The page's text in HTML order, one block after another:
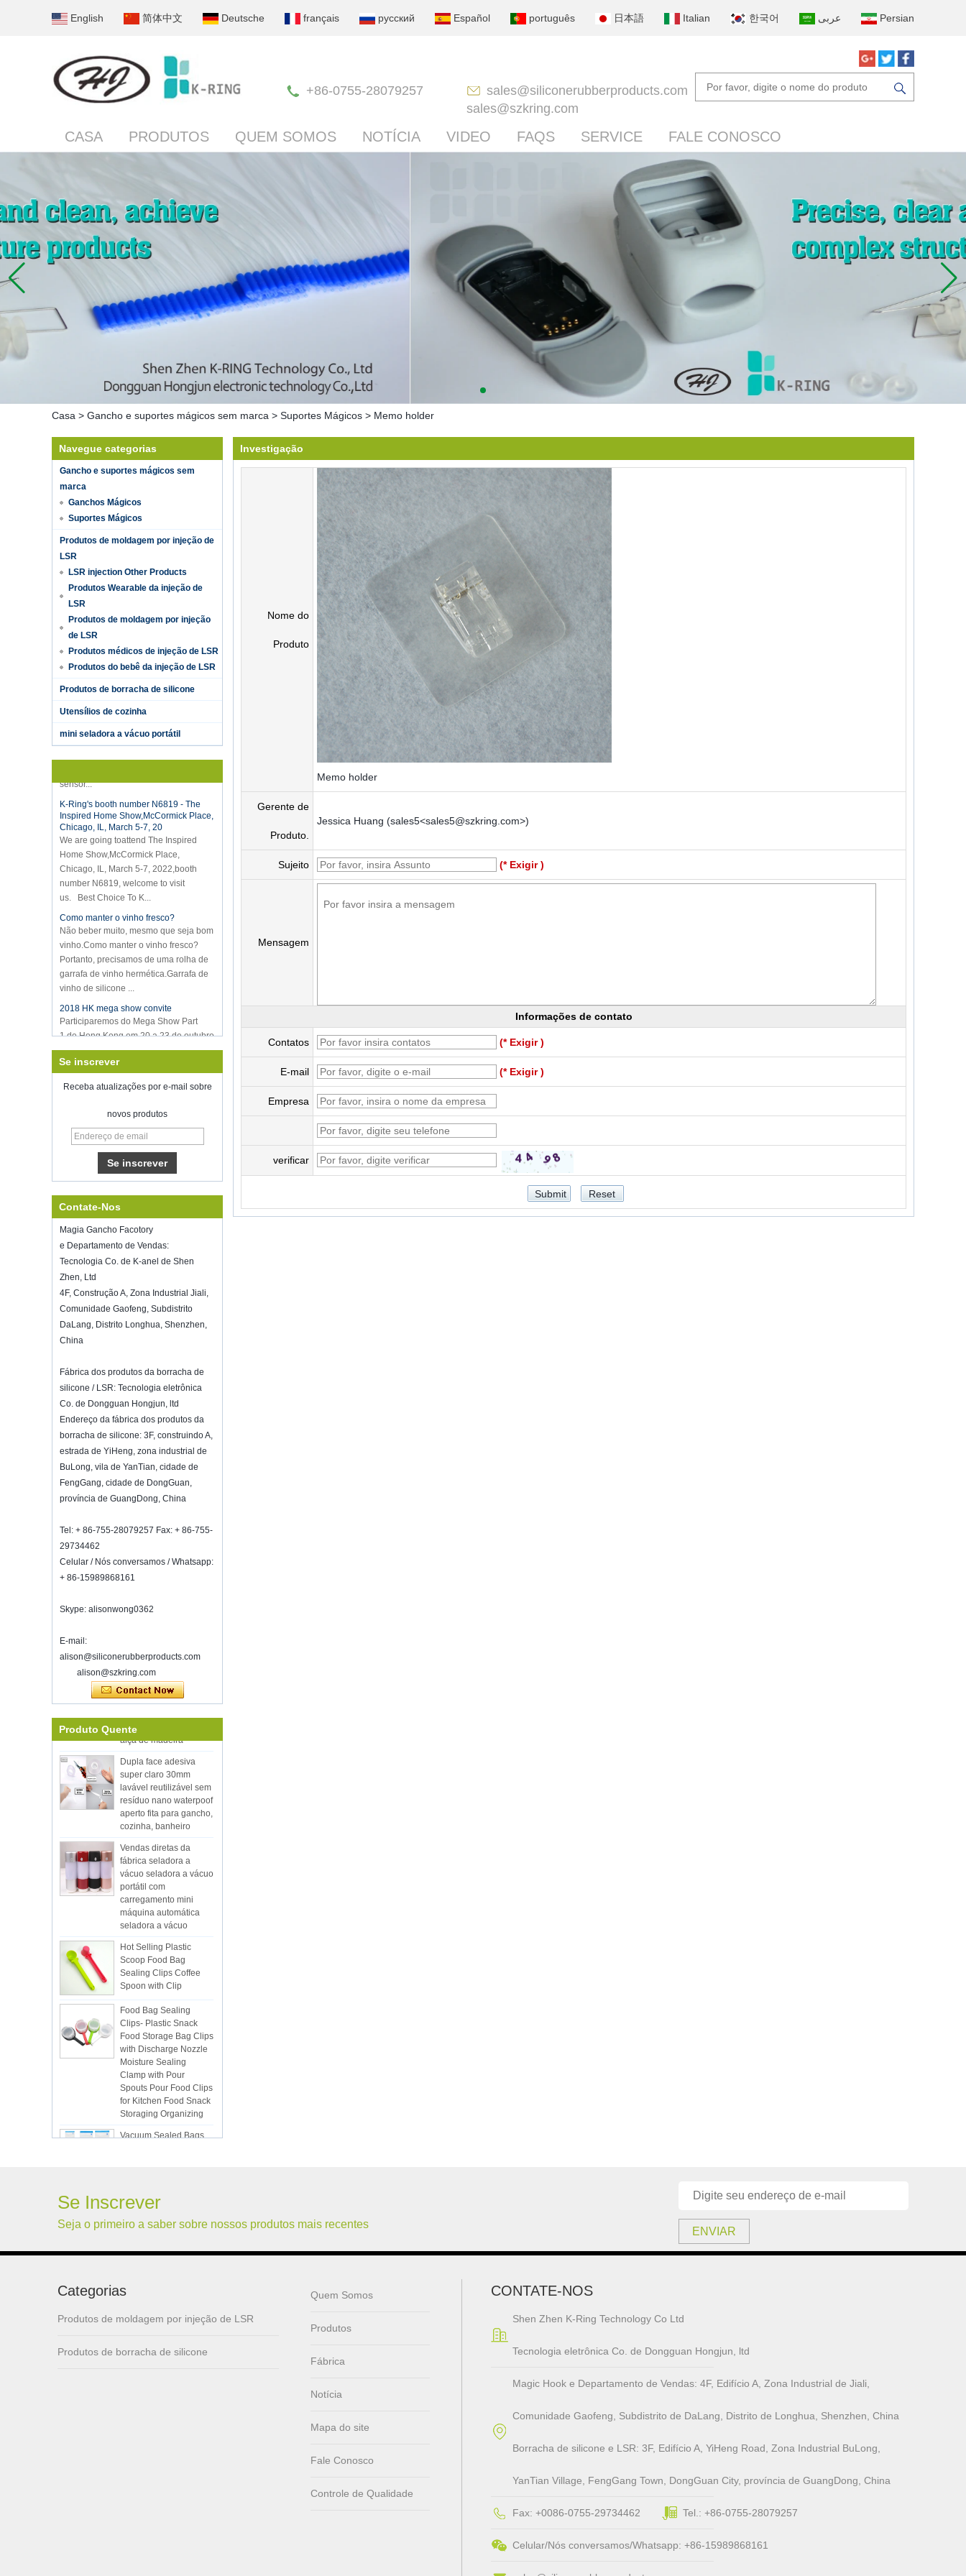
English 简体中文 Deutsche français русский Español português 日本語 Italian 한국어 عربى Persian
+86-0755-28079257
sales@siliconerubberproducts.com
sales@szkring.com
CASA PRODUTOS QUEM SOMOS NOTÍCIA VIDEO FAQS SERVICE FALE CONOSCO
Casa > Gancho e suportes mágicos sem marca > Suportes Mágicos > Memo holder
Navegue categorias
Gancho e suportes mágicos sem
marca
Ganchos Mágicos
Suportes Mágicos
Produtos de moldagem por injeção de
LSR
LSR injection Other Products
Produtos Wearable da injeção de
LSR
Produtos de moldagem por injeção
de LSR
Produtos médicos de injeção de LSR
Produtos do bebê da injeção de LSR
Produtos de borracha de silicone
Utensílios de cozinha
mini seladora a vácuo portátil
Hot selling products
Hot selling products :portable mini
vacuum sealer 1) For the vacuum
sealer, we have two versions, updated
K-Ring's booth number N6819 - The
Inspired Home Show,McCormick Place,
Chicago, IL, March 5-7, 20
We are going toattend The Inspired
Home Show,McCormick Place,
Chicago, IL, March 5-7, 2022,booth
number N6819, welcome to visit
us. Best Choice To K...
Como manter o vinho fresco?
Não beber muito, mesmo que seja bom
vinho.Como manter o vinho fresco?
Portanto, precisamos de uma rolha de
garrafa de vinho hermética.Garrafa de
vinho de silicone ...
2018 HK mega show convite
Participaremos do Mega Show Part
1 de Hong Kong em 20 a 23 de outubro
de 2018, o número é 3E-C33,
esperando por sua chegada!
home show inspirado, McCormick
Place Chicago IL USA.Booth N6819.
Boa sorte com o seu trabalho durante
todo o ano novo
Shenzhen Kring reabriu em
8 alimentado.2022. Para mais
informações de bussiness, entre em
contato com Wendy.E-mail:
Hot selling products :portable mini
vacuum sealer 1) For the vacuum
sealer, we have two versions, updated
version with theautomatically vacuum
sensor...
K-Ring's booth number N6819 - The
Chicago, IL, March 5-7, 20
Home Show,McCormick Place,
Chicago, IL, March 5-7, 2022,booth
number N6819, welcome to visit
us. Best Choice To K...
Como manter o vinho fresco?
Não beber muito, mesmo que seja bom
vinho.Como manter o vinho fresco?
Portanto, precisamos de uma rolha de
vinho de silicone ...
2018 HK mega show convite
Participaremos do Mega Show Part
1 de Hong Kong em 20 a 23 de outubro
esperando por sua chegada!
home show inspirado, McCormick
Selador de vácuo de armazenamento
de alimentos
Boa sorte com o seu trabalho durante
todo o ano novo
Shenzhen Kring reabriu em
8 alimentado.2022. Para mais
informações de bussiness, entre em
contato com Wendy.E-mail:
sales5@kring.com Tel / WhatsApp: +8
...
Se inscrever
Receba atualizações por e-mail sobre
novos produtos
Contate-Nos
Magia Gancho Facotory
e Departamento de Vendas:
Tecnologia Co. de K-anel de Shen
Zhen, Ltd
4F, Construção A, Zona Industrial Jiali,
Comunidade Gaofeng, Subdistrito
DaLang, Distrito Longhua, Shenzhen,
China
Fábrica dos produtos da borracha de
silicone / LSR: Tecnologia eletrônica
Co. de Dongguan Hongjun, ltd
Endereço da fábrica dos produtos da
borracha de silicone: 3F, construindo A,
estrada de YiHeng, zona industrial de
BuLong, vila de YanTian, ​​cidade de
FengGang, cidade de DongGuan,
província de GuangDong, China
Tel: + 86-755-28079257 Fax: + 86-755-
29734462
Celular / Nós conversamos / Whatsapp:
+ 86-15989868161
Skype: alisonwong0362
E-mail:
alison@siliconerubberproducts.com
alison@szkring.com
Produto Quente
Eco-amigável venda
quente 12pcs Silicon
Kitchen Utensílio
conjunto com cubeta
alça de madeira
Dupla face adesiva
super claro 30mm
lavável reutilizável sem
resíduo nano waterpoof
aperto fita para gancho,
cozinha, banheiro
Vendas diretas da
fábrica seladora a
vácuo seladora a vácuo
portátil com
carregamento mini
máquina automática
seladora a vácuo
Scoop Food Bag
Sealing Clips Coffee
Spoon with Clip
Clips- Plastic Snack
Food Storage Bag Clips
with Discharge Nozzle
Moisture Sealing
Clamp with Pour
Spouts Pour Food Clips
for Kitchen Food Snack
Storaging Organizing
Vacuum Sealed Bags
Kitchen Food
lsr Injection lsr+nylon
PC over-molding
Investigação
Nome do
Produto
Memo holder
Gerente de
Produto.
Jessica Huang (sales5<sales5@szkring.com>)
Sujeito (* Exigir )
Mensagem
Informações de contato
Contatos (* Exigir )
E-mail (* Exigir )
Empresa
verificar
Se Inscrever
Seja o primeiro a saber sobre nossos produtos mais recentes
ENVIAR
Categorias
Produtos de moldagem por injeção de LSR
Produtos de borracha de silicone
Quem Somos
Produtos
Fábrica
Notícia
Mapa do site
Fale Conosco
Controle de Qualidade
CONTATE-NOS
Shen Zhen K-Ring Technology Co Ltd
Tecnologia eletrônica Co. de Dongguan Hongjun, ltd
Magic Hook e Departamento de Vendas: 4F, ​​Edifício A, Zona Industrial de Jiali,
Comunidade Gaofeng, Subdistrito de DaLang, Distrito de Longhua, Shenzhen, China
Borracha de silicone e LSR: 3F, Edifício A, YiHeng Road, Zona Industrial BuLong,
YanTian Village, FengGang Town, DongGuan City, província de GuangDong, China
Fax: +0086-0755-29734462 Tel.: +86-0755-28079257
Celular/Nós conversamos/Whatsapp: +86-15989868161